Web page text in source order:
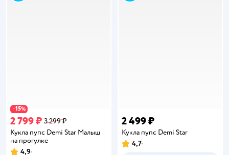
−15%
2 799 ₽ 3 299 ₽
Кукла пупс Demi Star Малыш
на прогулке
4,9
2 499 ₽
Кукла пупс Demi Star
Рейтинг:
4,7